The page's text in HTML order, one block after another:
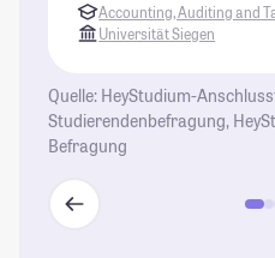
Accounting, Auditing and
Universität Siegen
Quelle: HeyStudium-
Studierendenbefragung,
Befragung